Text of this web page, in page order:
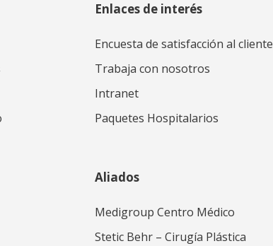
Enlaces de interés
Encuesta de satisfacción al cliente
Trabaja con nosotros
Intranet
Paquetes Hospitalarios
Aliados
Medigroup Centro Médico
Stetic Behr – Cirugía Plástica